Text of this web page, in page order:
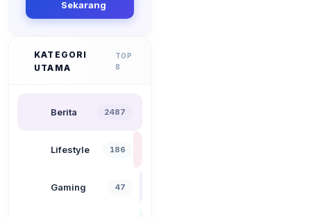
Sekarang
KATEGORI
UTAMA
TOP
8
Berita 2487
Lifestyle 186
Gaming 47